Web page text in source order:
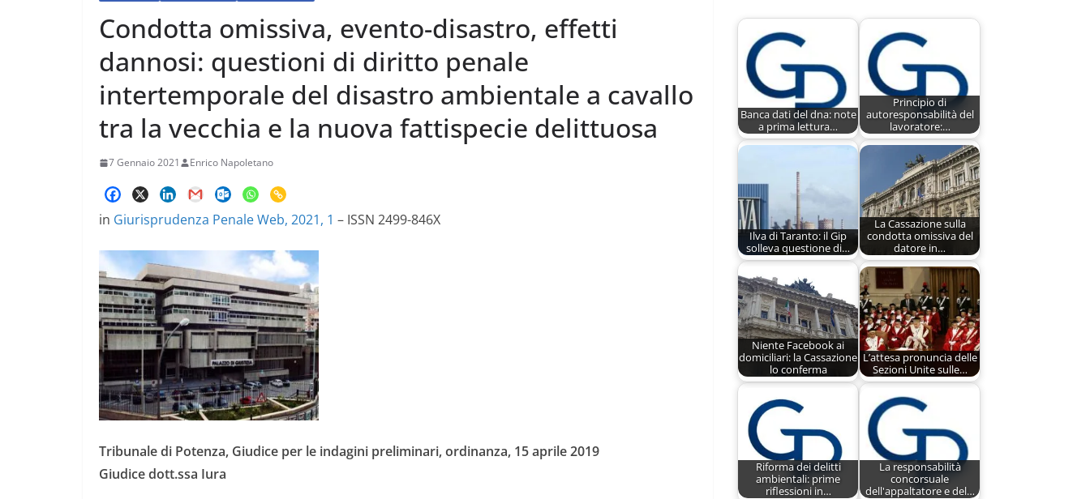
Condotta omissiva, evento-disastro, effetti
dannosi: questioni di diritto penale
intertemporale del disastro ambientale a cavallo
tra la vecchia e la nuova fattispecie delittuosa
7 Gennaio 2021 Enrico Napoletano
in Giurisprudenza Penale Web, 2021, 1 – ISSN 2499-846X
Tribunale di Potenza, Giudice per le indagini preliminari, ordinanza, 15 aprile 2019
Giudice dott.ssa Iura
Banca dati del dna: note
a prima lettura…
Principio di
autoresponsabilità del
lavoratore:…
Ilva di Taranto: il Gip
solleva questione di…
La Cassazione sulla
condotta omissiva del
datore in…
Niente Facebook ai
domiciliari: la Cassazione
lo conferma
L’attesa pronuncia delle
Sezioni Unite sulle…
Riforma dei delitti
ambientali: prime
riflessioni in…
La responsabilità
concorsuale
dell'appaltatore e del…